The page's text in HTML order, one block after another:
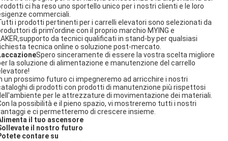
ci ha reso uno sportello unico per i nostri clienti e le loro
commerciali.
i prodotti pertinenti per i carrelli elevatori sono selezionati da
di prim'ordine con il proprio marchio MYING e
da tecnici qualificati in stand-by per qualsiasi
tecnica online o soluzione post-mercato.
Spero sinceramente di essere la vostra scelta migliore
la soluzione di alimentazione e manutenzione del carrello
un prossimo futuro ci impegneremo ad arricchire i nostri
di prodotti con prodotti di manutenzione più rispettosi
per le attrezzature di movimentazione dei materiali.
la possibilità e il pieno spazio, vi mostreremo tutti i nostri
e ci permetteremo di crescere insieme.
il tuo ascensore
il nostro futuro
contare su